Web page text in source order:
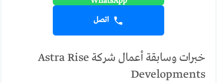
اتصل
خبرات وسابقة أعمال شركة Astra Rise
Developments